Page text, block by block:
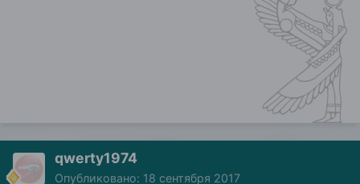
qwerty1974
Опубликовано: 18 сентября 2017